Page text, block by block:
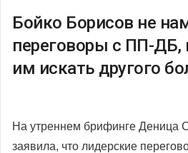
Бойко Борисов не
переговоры с ПП-ДБ,
им искать другого
На утреннем брифинге Деница
заявила, что лидерские